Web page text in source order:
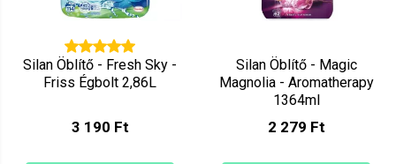
Silan Öblítő - Fresh Sky -
Friss Égbolt 2,86L
3 190 Ft
Silan Öblítő - Magic
Magnolia - Aromatherapy
1364ml
2 279 Ft